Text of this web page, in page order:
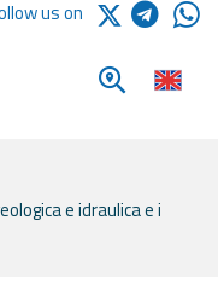
us on
Look for a
e idraulica e i